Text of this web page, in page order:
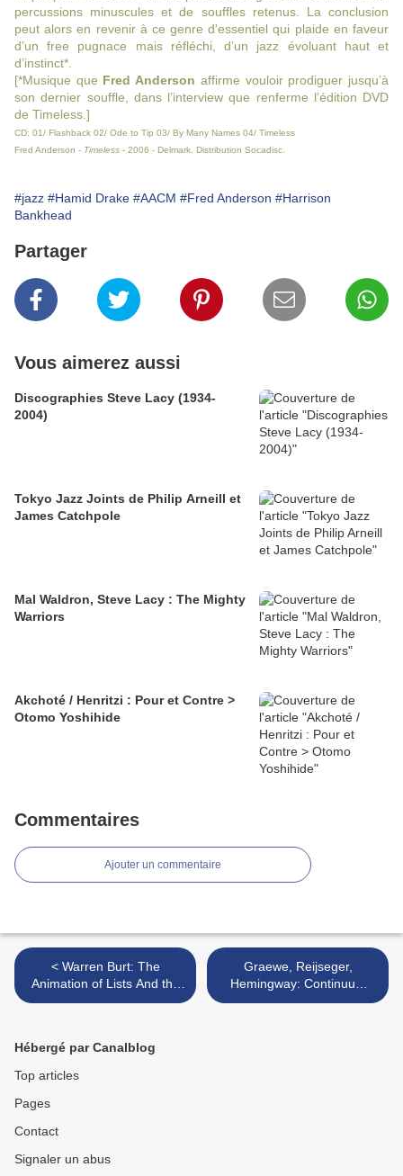
percussions minuscules et de souffles retenus. La conclusion
peut alors en revenir à ce genre d'essentiel qui plaide en faveur
d’un free pugnace mais réfléchi, d’un jazz évoluant haut et
d’instinct*.
[*Musique que Fred Anderson affirme vouloir prodiguer jusqu’à
son dernier souffle, dans l’interview que renferme l’édition DVD
de Timeless.]
CD: 01/ Flashback 02/ Ode to Tip 03/ By Many Names 04/ Timeless
Fred Anderson - Timeless - 2006 - Delmark. Distribution Socadisc.
#jazz #Hamid Drake #AACM #Fred Anderson #Harrison
Bankhead
Partager
Vous aimerez aussi
Discographies Steve Lacy (1934-
2004)
Tokyo Jazz Joints de Philip Arneill et
James Catchpole
Mal Waldron, Steve Lacy : The Mighty
Warriors
Akchoté / Henritzi : Pour et Contre >
Otomo Yoshihide
Commentaires
Ajouter un commentaire
< Warren Burt: The
Animation of Lists And the
Archytan Transpositions (XI
Graewe, Reijseger,
Hemingway: Continuum
(Winter and Winter - 2006)
Hébergé par Canalblog
Top articles
Pages
Contact
Signaler un abus